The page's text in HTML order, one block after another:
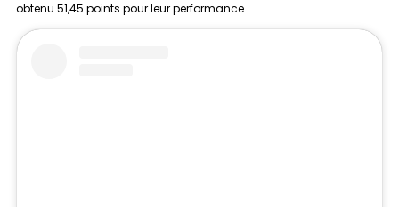
obtenu 51,45 points pour leur performance.